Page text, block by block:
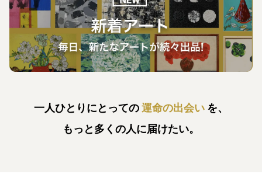
一人ひとりにとっての運命の出会い を、
もっと多くの人に届けたい。